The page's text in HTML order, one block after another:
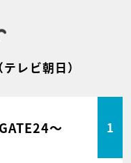
（テレビ朝日）
～ 1